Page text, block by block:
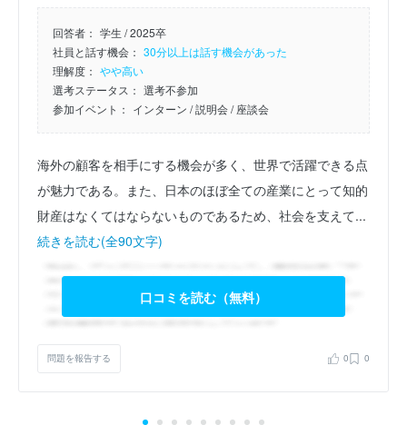
回答者： 学生 / 2025卒
社員と話す機会： 30分以上は話す機会があった
理解度： やや高い
選考ステータス： 選考不参加
参加イベント： インターン / 説明会/ 座談会
海外の顧客を相手にする機会が多く、世界で活躍できる点
が魅力である。また、日本のほぼ全ての産業にとって知的
財産はなくてはならないものであるため、社会を支えて...
続きを読む(全90文字)
口コミを読む（無料）
問題を報告する 0 0